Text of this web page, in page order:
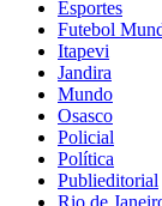
Esportes
Futebol
Itapevi
Jandira
Mundo
Osasco
Policial
Política
Publieditorial